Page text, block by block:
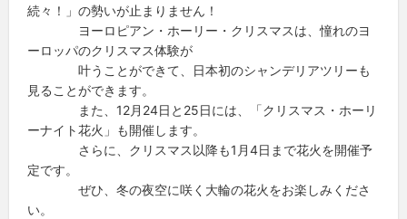
続々！」の勢いが止まりません！
ヨーロピアン・ホーリー・クリスマスは、憧れのヨ
ーロッパのクリスマス体験が
叶うことができて、日本初のシャンデリアツリーも
見ることができます。
また、12月24日と25日には、「クリスマス・ホーリ
ーナイト花火」も開催します。
さらに、クリスマス以降も1月4日まで花火を開催予
定です。
ぜひ、冬の夜空に咲く大輪の花火をお楽しみくださ
い。